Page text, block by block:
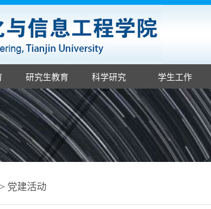
研究生教育 科学研究 学生工作
党建活动